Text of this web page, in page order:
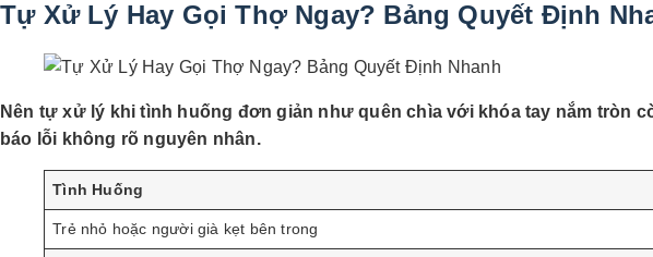
Tự Xử Lý Hay Gọi Thợ Ngay? Bảng Quyết Định
Nên tự xử lý khi tình huống đơn giản như quên chìa với khóa tay nắm tròn
báo lỗi không rõ nguyên nhân.
Tình Huống
Trẻ nhỏ hoặc người già kẹt bên trong